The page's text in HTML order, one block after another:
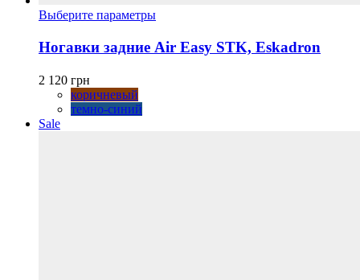
Выберите параметрыЭтот
имеет
несколько
Ногавки задние Air Easy STK, Eskadron
2 120 грн
коричневый
темно-синий
Sale